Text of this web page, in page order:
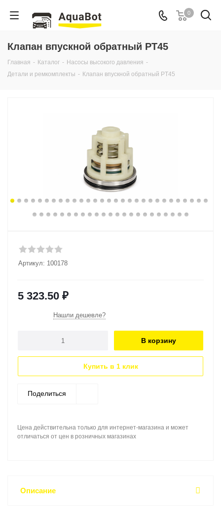
0
Клапан впускной обратный PT45
Главная - Каталог - Насосы высокого давления -
Детали и ремкомплекты - Клапан впускной обратный PT45
Артикул: 100178
5 323.50 ₽
Нашли дешевле?
В корзину
Купить в 1 клик
Поделиться
Цена действительна только для интернет-магазина и может
отличаться от цен в розничных магазинах
Описание